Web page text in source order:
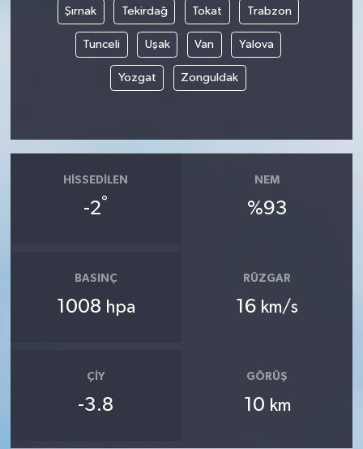
Şırnak Tekirdağ Tokat Trabzon
Tunceli Uşak Van Yalova
Yozgat Zonguldak
HISSEDILEN
-2°
NEM
%93
BASINÇ
1008 hpa
RÜZGAR
16 km/s
ÇIY
-3.8
GÖRÜŞ
10 km